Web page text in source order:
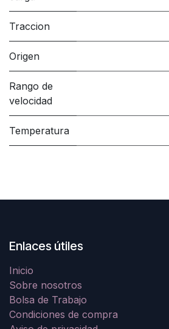
Traccion
Origen
Rango de
velocidad
Temperatura
Enlaces útiles
Inicio
Sobre nosotros
Bolsa de Trabajo
Condiciones de compra